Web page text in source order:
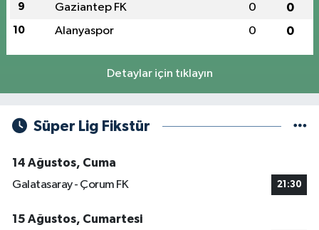
9 Gaziantep FK 0 0
10 Alanyaspor 0 0
Detaylar için tıklayın
Süper Lig Fikstür
14 Ağustos, Cuma
Galatasaray - Çorum FK
21:30
15 Ağustos, Cumartesi